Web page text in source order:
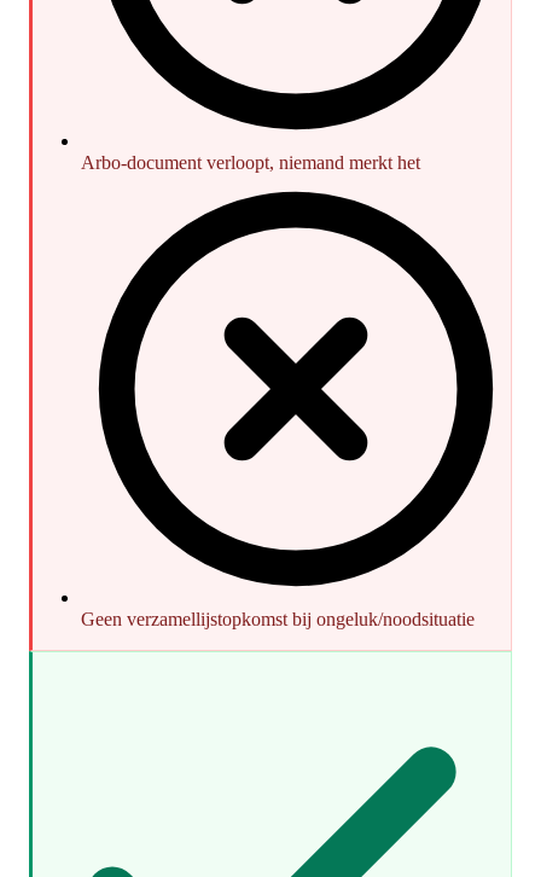
Arbo-document verloopt, niemand merkt het
Geen verzamellijstopkomst bij ongeluk/noodsituatie